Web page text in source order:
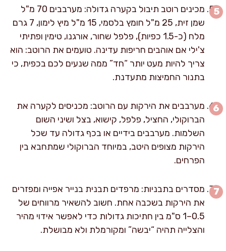
מכינים רוטב תיבול בקערה גדולה: מערבבים 70 מ"ל
שמן זית, 25 מ"ל חומץ בלסמי, 15 מ"ל מיץ לימון, 7 גרם
מלח (כ-1.5 כפיות), פלפל שחור, אורגנו, טימין ופתיתי
צ'ילי אם אוהבים חריפות עדינה. טועמים את הרוטב: הוא
צריך להיות מעט יותר “חד” ממה שנעים לכם בכפית, כי
בתנור החמיצות מתעדנת.
מערבבים את הירקות עם הרוטב: מכניסים לקערה את
הברוקולי, החציל, פלפל, קישוא, בצל ושיני השום
השלמות. מערבבים בידיים או בכף גדולה עד שכל
הירקות מצופים היטב, במיוחד הברוקולי שמתחבא בין
הפרחים.
מסדרים בתבניות: מרפדים תבנית בנייר אפייה ומפזרים
את הירקות בשכבה אחת. חשוב להשאיר מרווחים של
0.5–1 ס"מ בין חתיכות גדולות כדי לאפשר אידוי מהיר
והצלייה תהיה “יבשה” ומקורמלת ולא מבושלת.